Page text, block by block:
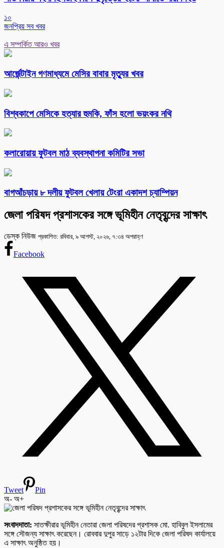
১০
জনপ্রিয় সব খবর
এ সম্পর্কিত আরও খবর
আর্জেন্টাইন গণমাধ্যমে মেসির বাবার মৃত্যুর খবর
বিশ্বকাপে মেসিকে হত্যার হুমকি, ফাঁস হলো ভয়ংকর নথি
কলারোয়ায় ফুটবল মাঠ ব্যবস্থাপনা কমিটির সভা
বাগআঁচড়ায় ৮ দলীয় ফুটবল খেলায় টেংরা একাদশ চ্যাম্পিয়ন
জেলা পরিষদ প্রশাসকের সঙ্গে ভূমিহীন নেতৃবৃন্দের সাক্ষাৎ
ডেস্ক নিউজ প্রকাশিত: রবিবার, ৯ আগস্ট, ২০২৬, ৭:৩৪ অপরাহ্ণ
Facebook
Tweet
Pin
অ- অ+
সংবাদদাতা: সাতক্ষীরার ভূমিহীন নেতারা জেলা পরিষদের প্রশাসক মো. হাবিবুল ইসলামের
সঙ্গে সৌজন্য সাক্ষাৎ করেছেন। রোববার দুপুর সাড়ে ১২টার দিকে জেলা পরিষদ কার্যালয়ে
এ সাক্ষাৎ অনুষ্ঠিত হয়।